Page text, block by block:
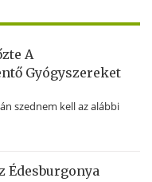
A
Gyógyszereket
szednem kell az alábbi
Édesburgonya